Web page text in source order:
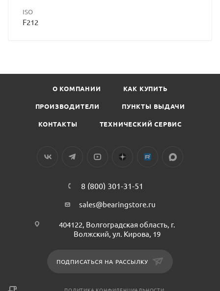
ISO
F212
О КОМПАНИИ КАК КУПИТЬ
ПРОИЗВОДИТЕЛИ ПУНКТЫ ВЫДАЧИ
КОНТАКТЫ ТЕХНИЧЕСКИЙ СЕРВИС
8 (800) 301-31-51
sales@bearingstore.ru
404122, Волгоградская область, г.
Волжский, ул. Кирова, 19
ПОДПИСАТЬСЯ НА РАССЫЛКУ